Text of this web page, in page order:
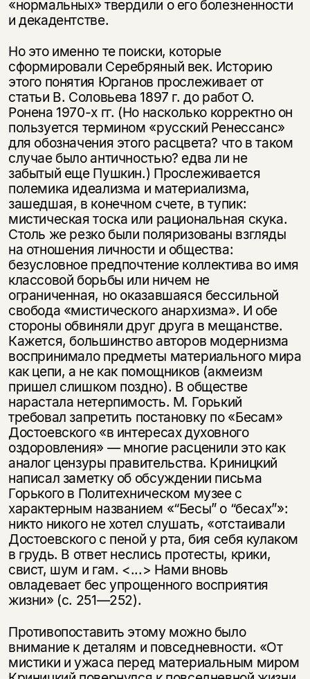
«нормальных» твердили о его болезненности
и декадентстве.
Но это именно те поиски, которые
сформировали Серебряный век. Историю
этого понятия Юрганов прослеживает от
статьи В. Соловьева 1897 г. до работ О.
Ронена 1970-х гг. (Но насколько корректно он
пользуется термином «русский Ренессанс»
для обозначения этого расцвета? что в таком
случае было античностью? едва ли не
забытый еще Пушкин.) Прослеживается
полемика идеализма и материализма,
зашедшая, в конечном счете, в тупик:
мистическая тоска или рациональная скука.
Столь же резко были поляризованы взгляды
на отношения личности и общества:
безусловное предпочтение коллектива во имя
классовой борьбы или ничем не
ограниченная, но оказавшаяся бессильной
свобода «мистического анархизма». И обе
стороны обвиняли друг друга в мещанстве.
Кажется, большинство авторов модернизма
воспринимало предметы материального мира
как цепи, а не как помощников (акмеизм
пришел слишком поздно). В обществе
нарастала нетерпимость. М. Горький
требовал запретить постановку по «Бесам»
Достоевского «в интересах духовного
оздоровления» — многие расценили это как
аналог цензуры правительства. Криницкий
написал заметку об обсуждении письма
Горького в Политехническом музее с
характерным названием «“Бесы” о “бесах”»:
никто никого не хотел слушать, «отстаивали
Достоевского с пеной у рта, бия себя кулаком
в грудь. В ответ неслись протесты, крики,
свист, шум и гам. <...> Нами вновь
овладевает бес упрощенного восприятия
жизни» (с. 251—252).
Противопоставить этому можно было
внимание к деталям и повседневности. «От
мистики и ужаса перед материальным миром
Подписка на рассылку
Раз в неделю мы отправляем рассылку
о книгах и событиях «НЛО».
За подписку дарим промокод на
скидку 15%
Я соглашаюсь сПолитикой конфиденциальности
подписаться
Этой книги временно
нет в продаже.
Вы можете подписаться на
уведомления, и при поступлении книги
на склад получить письмо на указанный
электронный адрес.
Я соглашаюсь с Политикой конфиденциальности
подписаться
Эта книга
не предназначена для
несовершеннолетних
Скажите, пожалуйста,
вам уже исполнилось 18 лет?
да
нет, вернуться назад